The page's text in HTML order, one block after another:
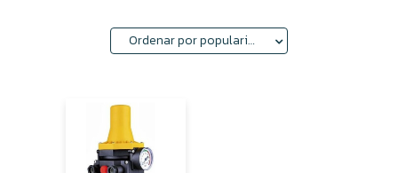
Ordenar por popularidad